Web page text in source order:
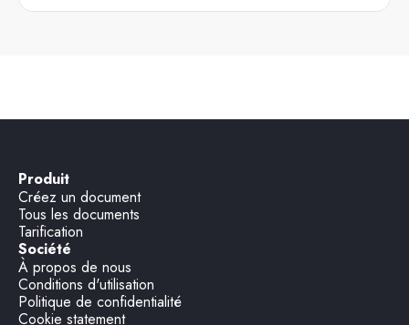
Produit
Créez un document
Tous les documents
Tarification
Société
À propos de nous
Conditions d'utilisation
Politique de confidentialité
Cookie statement